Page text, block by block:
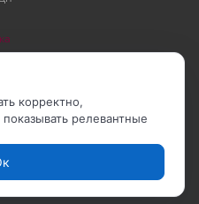
корректно,
релевантные